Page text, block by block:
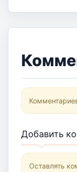
Добавить
Оставлять